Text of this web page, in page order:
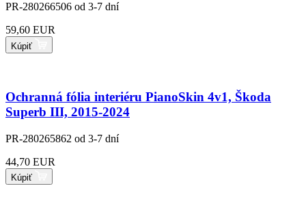
PR-280266506 od 3-7 dní
59,60 EUR
Kúpiť
Ochranná fólia interiéru PianoSkin 4v1, Škoda
Superb III, 2015-2024
PR-280265862 od 3-7 dní
44,70 EUR
Kúpiť